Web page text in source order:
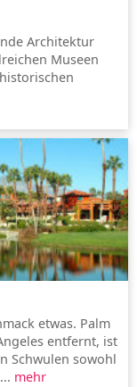
Architektur
Museen
etwas. Palm
entfernt, ist
Schwulen sowohl
mehr